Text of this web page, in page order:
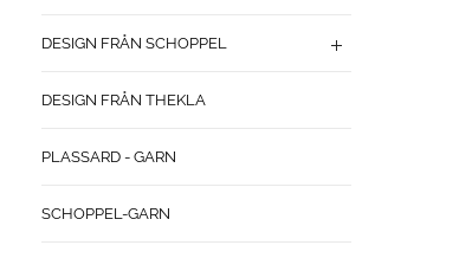
DESIGN FRÅN SCHOPPEL
DESIGN FRÅN THEKLA
PLASSARD - GARN
SCHOPPEL-GARN